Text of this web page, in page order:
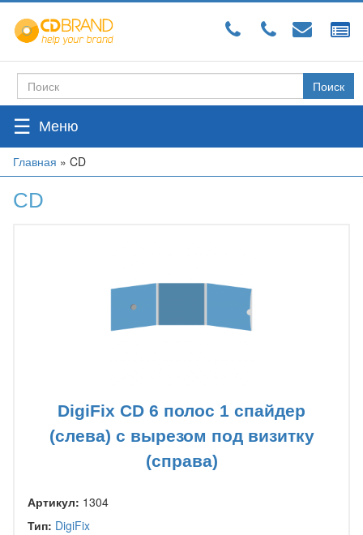
Перейти
основному
Форма
поиска
Поиск
☰
Вы
Главная » CD
CD
DigiFix CD 6 полос 1 спайдер
(слева) с вырезом под визитку
(справа)
Артикул: 1304
Тип: DigiFix